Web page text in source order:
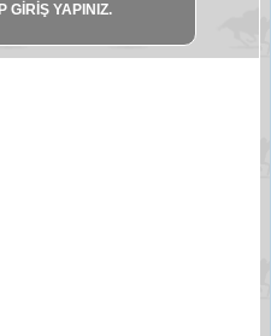
GİRİŞ YAPINIZ.